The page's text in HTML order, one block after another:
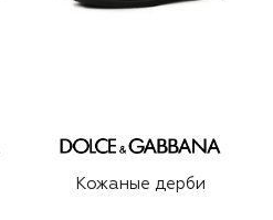
Кожаные дерби